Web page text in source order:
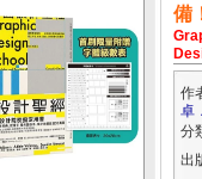
備
作
卓
分
出